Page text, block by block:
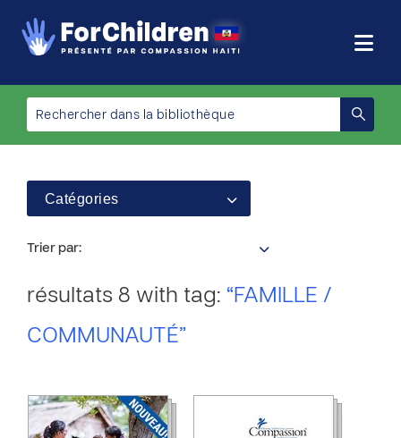
Catégories
Trier par:
résultats 8 with tag: “FAMILLE /
COMMUNAUTÉ”